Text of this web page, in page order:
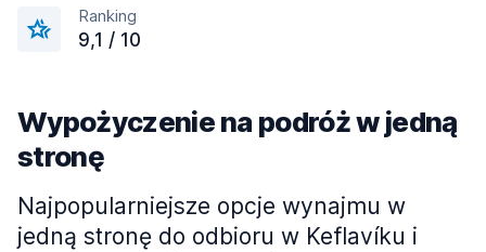
Ranking
9,1 / 10
Wypożyczenie na podróż w jedną
stronę
Najpopularniejsze opcje wynajmu w
jedną stronę do odbioru w Keflavíku i